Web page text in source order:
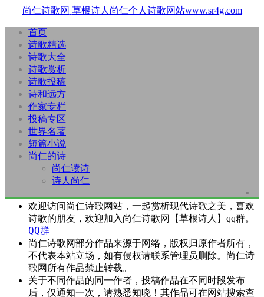
尚仁诗歌网 草根诗人尚仁个人诗歌网站www.sr4g.com
首页
诗歌精选
诗歌大全
诗歌赏析
诗歌投稿
诗和远方
作家专栏
投稿专区
世界名著
短篇小说
尚仁的诗
尚仁读诗
诗人尚仁
欢迎访问尚仁诗歌网站，一起赏析现代诗歌之美，喜欢
诗歌的朋友，欢迎加入尚仁诗歌网【草根诗人】qq群。
QQ群
尚仁诗歌网部分作品来源于网络，版权归原作者所有，
不代表本站立场，如有侵权请联系管理员删除。尚仁诗
歌网所有作品禁止转载。
关于不同作品的同一作者，投稿作品在不同时段发布
后，仅通知一次，请熟悉知晓！其作品可在网站搜索查